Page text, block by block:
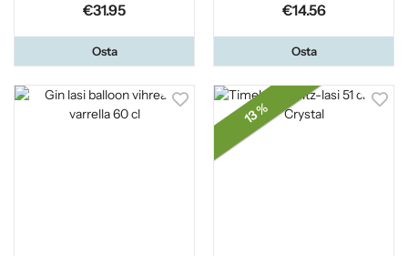
€31.95
Osta
€14.56
Osta
13 %